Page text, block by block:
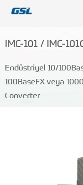
IMC-101 / IMC-
Endüstriyel 10/
100BaseFX veya
Converter